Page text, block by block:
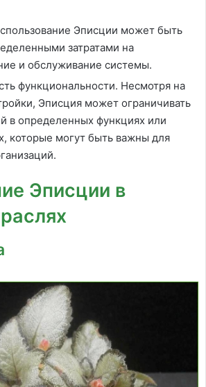
Эписции может быть
затратами на
и обслуживание системы.
функциональности. Несмотря на
Эписция может ограничивать
в определенных функциях или
которые могут быть важны для
Эписции в